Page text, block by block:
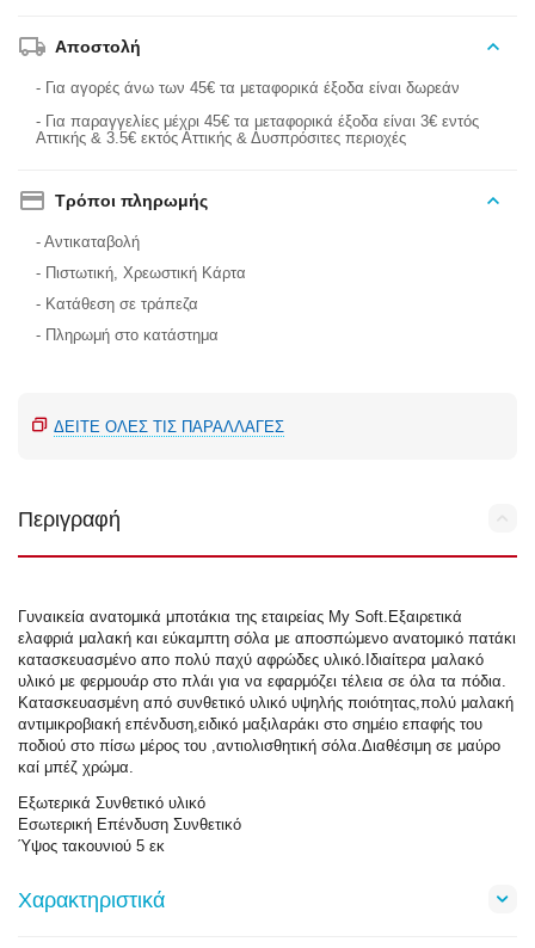
Αποστολή
- Για αγορές άνω των 45€ τα μεταφορικά έξοδα είναι δωρεάν
- Για παραγγελίες μέχρι 45€ τα μεταφορικά έξοδα είναι 3€ εντός
Αττικής & 3.5€ εκτός Αττικής & Δυσπρόσιτες περιοχές
Τρόποι πληρωμής
- Αντικαταβολή
- Πιστωτική, Χρεωστική Κάρτα
- Κατάθεση σε τράπεζα
- Πληρωμή στο κατάστημα
ΔΕΊΤΕ ΌΛΕΣ ΤΙΣ ΠΑΡΑΛΛΑΓΈΣ
Περιγραφή
Γυναικεία ανατομικά μποτάκια της εταιρείας My Soft.Εξαιρετικά
ελαφριά μαλακή και εύκαμπτη σόλα με αποσπώμενο ανατομικό πατάκι
κατασκευασμένο απο πολύ παχύ αφρώδες υλικό.Ιδιαίτερα μαλακό
υλικό με φερμουάρ στο πλάι για να εφαρμόζει τέλεια σε όλα τα πόδια.
Κατασκευασμένη από συνθετικό υλικό υψηλής ποιότητας,πολύ μαλακή
αντιμικροβιακή επένδυση,ειδικό μαξιλαράκι στο σημέιο επαφής του
ποδιού στο πίσω μέρος του ,αντιολισθητική σόλα.Διαθέσιμη σε μαύρο
καί μπέζ χρώμα.
Εξωτερικά Συνθετικό υλικό
Εσωτερική Επένδυση Συνθετικό
Ύψος τακουνιού 5 εκ
Χαρακτηριστικά